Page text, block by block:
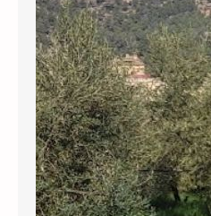
cisternes que no
sanitari
govern municipal